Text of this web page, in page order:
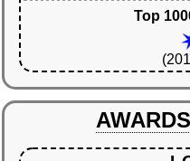
Top
AWARDS